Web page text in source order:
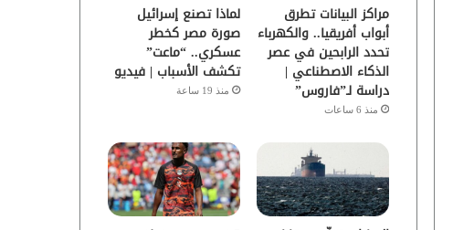
ا
م
مراكز البيانات تطرق
أبواب أفريقيا.. والكهرباء
تحدد الرابحين في عصر
الذكاء الاصطناعي |
دراسة لـ”فاروس”
منذ 6 ساعات
لماذا تصنع إسرائيل
صورة مصر كخطر
عسكري.. “ماعت”
تكشف الأسباب | فيديو
منذ 19 ساعة